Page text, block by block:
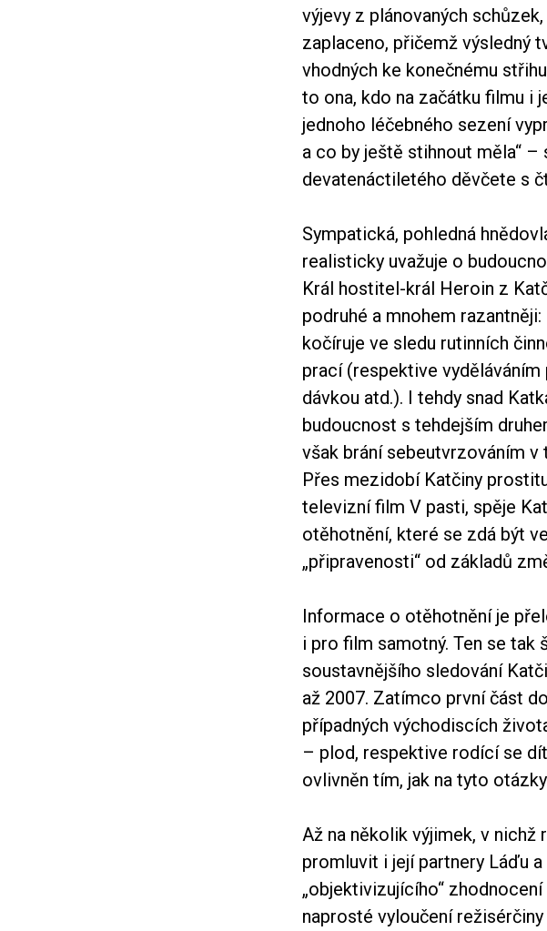
výjevy z plánovaných
zaplaceno, přičemž výsledný
vhodných ke konečnému
to ona, kdo na začátku filmu i
jednoho léčebného sezení
a co by ještě stihnout měla“
devatenáctiletého děvčete s
Sympatická, pohledná
realisticky uvažuje o
Král hostitel-král Heroin z
podruhé a mnohem
kočíruje ve sledu rutinních
prací (respektive vyděláváním
dávkou atd.). I tehdy snad
budoucnost s tehdejším
však brání sebeutvrzováním v
Přes mezidobí Katčiny
televizní film V pasti, spěje
otěhotnění, které se zdá být
„připravenosti“ od základů
Informace o otěhotnění je
i pro film samotný. Ten se tak
soustavnějšího sledování
až 2007. Zatímco první část
případných východiscích
– plod, respektive rodící se
ovlivněn tím, jak na tyto
Až na několik výjimek, v
promluvit i její partnery Láďu
„objektivizujícího“
naprosté vyloučení